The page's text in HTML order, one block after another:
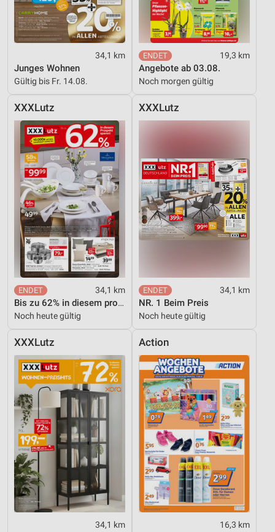
34,1 km
Junges Wohnen
Gültig bis Fr. 14.08.
19,3 km
Angebote ab 03.08.
Noch morgen gültig
XXXLutz
34,1 km
Bis zu 62% in diesem prospekt
Noch heute gültig
XXXLutz
34,1 km
NR. 1 Beim Preis
Noch heute gültig
XXXLutz
34,1 km
Action
16,3 km